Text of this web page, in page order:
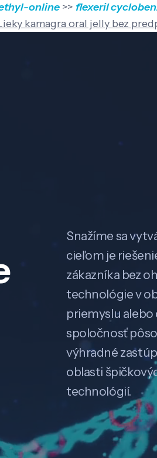
online >> flexeril
kamagra oral jelly bez
Snažíme sa
cieľom je
zákazníka bez
technológie v
priemyslu alebo
spoločnosť
výhradné
oblasti
technológií.